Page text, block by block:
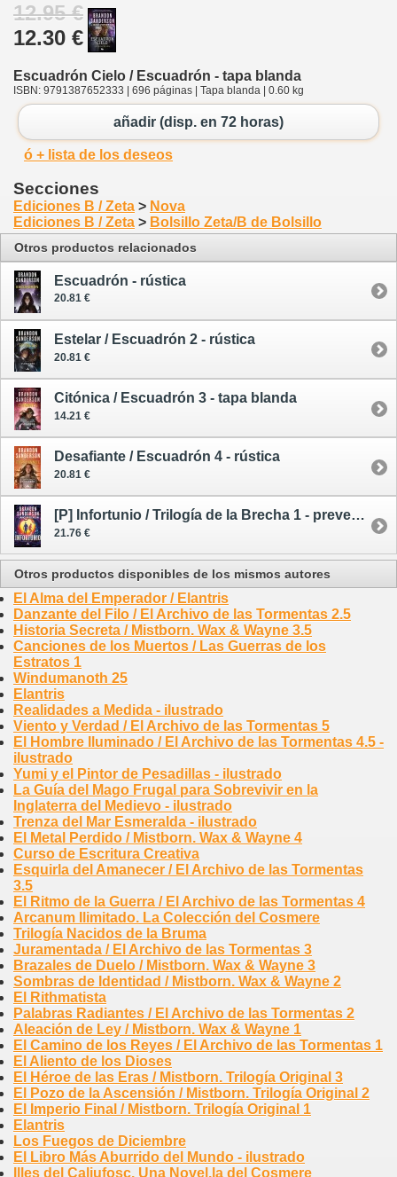
12.95 €
12.30 €
Escuadrón Cielo / Escuadrón - tapa blanda
ISBN: 9791387652333 | 696 páginas | Tapa blanda | 0.60 kg
añadir (disp. en 72 horas)
ó + lista de los deseos
Secciones
Ediciones B / Zeta > Nova
Ediciones B / Zeta > Bolsillo Zeta/B de Bolsillo
Otros productos relacionados
Escuadrón - rústica
20.81 €
Estelar / Escuadrón 2 - rústica
20.81 €
Citónica / Escuadrón 3 - tapa blanda
14.21 €
Desafiante / Escuadrón 4 - rústica
20.81 €
[P] Infortunio / Trilogía de la Brecha 1 - preventa 17/09/26
21.76 €
Otros productos disponibles de los mismos autores
El Alma del Emperador / Elantris
Danzante del Filo / El Archivo de las Tormentas 2.5
Historia Secreta / Mistborn. Wax & Wayne 3.5
Canciones de los Muertos / Las Guerras de los
Estratos 1
Windumanoth 25
Elantris
Realidades a Medida - ilustrado
Viento y Verdad / El Archivo de las Tormentas 5
El Hombre Iluminado / El Archivo de las Tormentas 4.5 -
ilustrado
Yumi y el Pintor de Pesadillas - ilustrado
La Guía del Mago Frugal para Sobrevivir en la
Inglaterra del Medievo - ilustrado
Trenza del Mar Esmeralda - ilustrado
El Metal Perdido / Mistborn. Wax & Wayne 4
Curso de Escritura Creativa
Esquirla del Amanecer / El Archivo de las Tormentas
3.5
El Ritmo de la Guerra / El Archivo de las Tormentas 4
Arcanum Ilimitado. La Colección del Cosmere
Trilogía Nacidos de la Bruma
Juramentada / El Archivo de las Tormentas 3
Brazales de Duelo / Mistborn. Wax & Wayne 3
Sombras de Identidad / Mistborn. Wax & Wayne 2
El Rithmatista
Palabras Radiantes / El Archivo de las Tormentas 2
Aleación de Ley / Mistborn. Wax & Wayne 1
El Camino de los Reyes / El Archivo de las Tormentas 1
El Aliento de los Dioses
El Héroe de las Eras / Mistborn. Trilogía Original 3
El Pozo de la Ascensión / Mistborn. Trilogía Original 2
El Imperio Final / Mistborn. Trilogía Original 1
Elantris
Los Fuegos de Diciembre
El Libro Más Aburrido del Mundo - ilustrado
Illes del Caliufosc. Una Novel.la del Cosmere